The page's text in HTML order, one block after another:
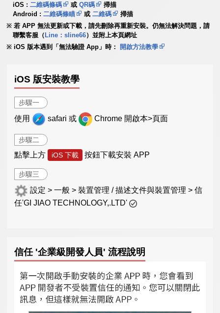
iOS :二維碼條碼 或QR碼
掃描
Android :二維碼條瞄 或二維碼
掃描
若 APP 無法更新或下載，請先刪除再重新安裝。仍無法解決問題，請
聯繫客服（ Line：sline66）並附上本頁網址
iOS 版本遇到「無法驗證 App」時：
開啟方法教學
iOS 版安裝教學
步驟一
使用 safari 或 Chrome 開啟本>頁面
步驟二
點擊上方 iOS 下載 按鈕下載安裝 APP
步驟三
設定 > 一般 > 裝置管理 / 描述文件與裝置管理 > 信
任'GI JIAO TECHNOLOGY,.LTD'
信任 '企業級開發人員' 流程說明